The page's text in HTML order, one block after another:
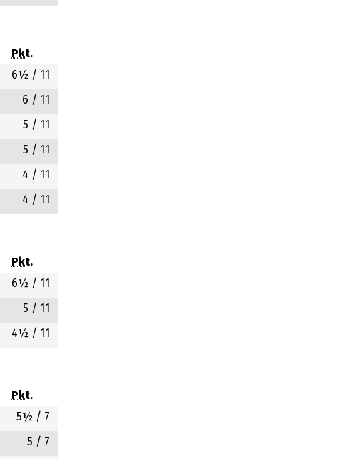
Pkt.
6½ / 11
6 / 11
5 / 11
5 / 11
4 / 11
4 / 11
Pkt.
6½ / 11
5 / 11
4½ / 11
Pkt.
5½ / 7
5 / 7